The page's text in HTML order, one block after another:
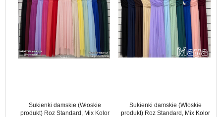
Sukienki damskie (Włoskie
produkt) Roz Standard, Mix Kolor
Sukienki damskie (Włoskie
produkt) Roz Standard, Mix Kolor